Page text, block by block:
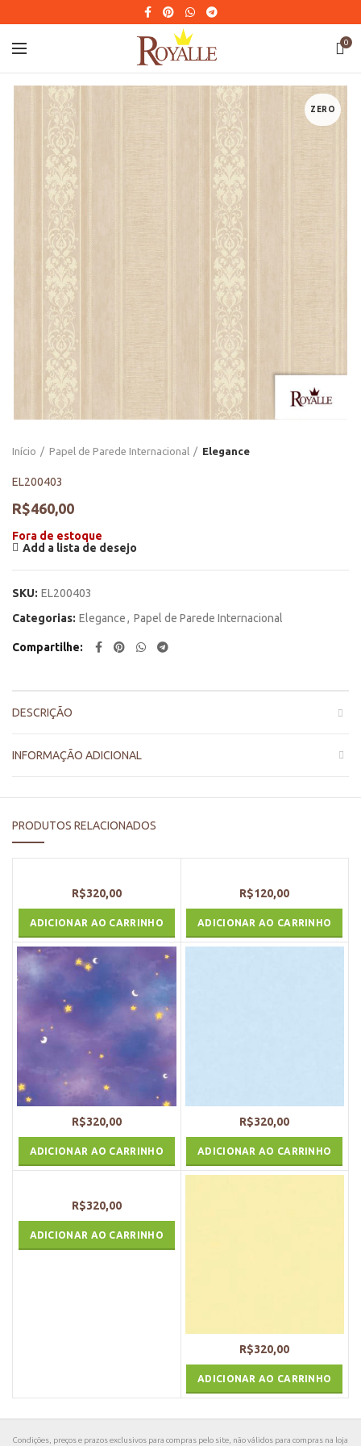
0
ZERO
Início Papel de Parede Internacional Elegance
EL200403
R$460,00
Fora de estoque
Add a lista de desejo
SKU: EL200403
Categorias: Elegance, Papel de Parede Internacional
Compartilhe
DESCRIÇÃO
INFORMAÇÃO ADICIONAL
PRODUTOS RELACIONADOS
R$320,00
ADICIONAR AO CARRINHO
R$120,00
ADICIONAR AO CARRINHO
R$320,00
ADICIONAR AO CARRINHO
R$320,00
ADICIONAR AO CARRINHO
R$320,00
ADICIONAR AO CARRINHO
R$320,00
ADICIONAR AO CARRINHO
Condições, preços e prazos exclusivos para compras pelo site, não válidos para compras na loja